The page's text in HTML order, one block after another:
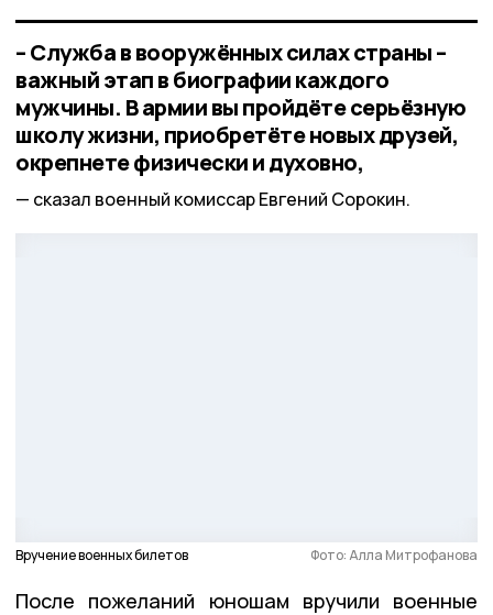
– Служба в вооружённых силах страны –
важный этап в биографии каждого
мужчины. В армии вы пройдёте серьёзную
школу жизни, приобретёте новых друзей,
окрепнете физически и духовно,
сказал военный комиссар Евгений Сорокин.
Вручение военных билетов Фото: Алла Митрофанова
После пожеланий юношам вручили военные